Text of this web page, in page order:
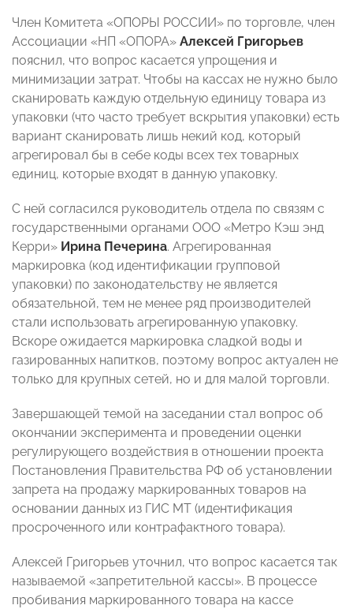
Член Комитета «ОПОРЫ РОССИИ» по торговле, член
Ассоциации «НП «ОПОРА» Алексей Григорьев
пояснил, что вопрос касается упрощения и
минимизации затрат. Чтобы на кассах не нужно было
сканировать каждую отдельную единицу товара из
упаковки (что часто требует вскрытия упаковки) есть
вариант сканировать лишь некий код, который
агрегировал бы в себе коды всех тех товарных
единиц, которые входят в данную упаковку.
С ней согласился руководитель отдела по связям с
государственными органами ООО «Метро Кэш энд
Керри» Ирина Печерина. Агрегированная
маркировка (код идентификации групповой
упаковки) по законодательству не является
обязательной, тем не менее ряд производителей
стали использовать агрегированную упаковку.
Вскоре ожидается маркировка сладкой воды и
газированных напитков, поэтому вопрос актуален не
только для крупных сетей, но и для малой торговли.
Завершающей темой на заседании стал вопрос об
окончании эксперимента и проведении оценки
регулирующего воздействия в отношении проекта
Постановления Правительства РФ об установлении
запрета на продажу маркированных товаров на
основании данных из ГИС МТ (идентификация
просроченного или контрафактного товара).
Алексей Григорьев уточнил, что вопрос касается так
называемой «запретительной кассы». В процессе
пробивания маркированного товара на кассе